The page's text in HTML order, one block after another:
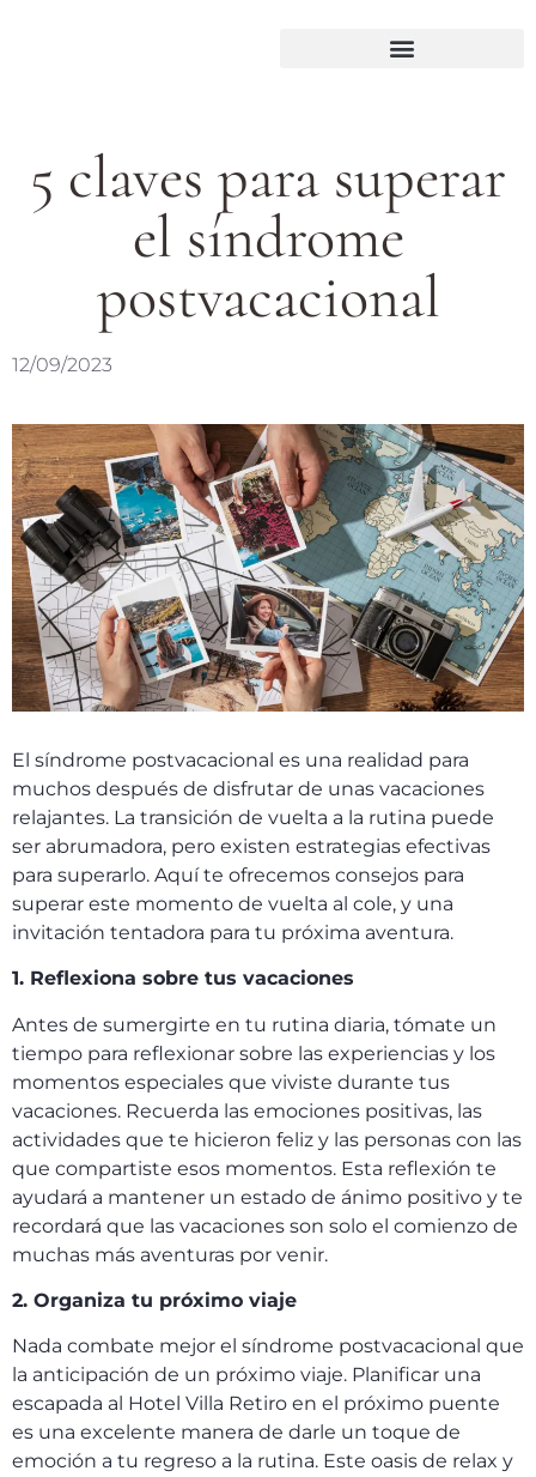
5 claves para superar
el síndrome
postvacacional
12/09/2023
El síndrome postvacacional es una realidad para
muchos después de disfrutar de unas vacaciones
relajantes. La transición de vuelta a la rutina puede
ser abrumadora, pero existen estrategias efectivas
para superarlo. Aquí te ofrecemos consejos para
superar este momento de vuelta al cole, y una
invitación tentadora para tu próxima aventura.
1. Reflexiona sobre tus vacaciones
Antes de sumergirte en tu rutina diaria, tómate un
tiempo para reflexionar sobre las experiencias y los
momentos especiales que viviste durante tus
vacaciones. Recuerda las emociones positivas, las
actividades que te hicieron feliz y las personas con las
que compartiste esos momentos. Esta reflexión te
ayudará a mantener un estado de ánimo positivo y te
recordará que las vacaciones son solo el comienzo de
muchas más aventuras por venir.
2. Organiza tu próximo viaje
Nada combate mejor el síndrome postvacacional que
la anticipación de un próximo viaje. Planificar una
escapada al Hotel Villa Retiro en el próximo puente
es una excelente manera de darle un toque de
emoción a tu regreso a la rutina. Este oasis de relax y